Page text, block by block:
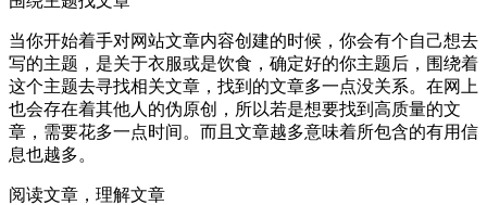
当你开始着手对网站文章内容创建的时候，你会有个自己想去
写的主题，是关于衣服或是饮食，确定好的你主题后，围绕着
这个主题去寻找相关文章，找到的文章多一点没关系。在网上
也会存在着其他人的伪原创，所以若是想要找到高质量的文
章，需要花多一点时间。而且文章越多意味着所包含的有用信
息也越多。
阅读文章，理解文章